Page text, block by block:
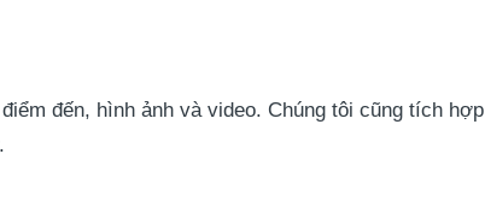
đến, hình ảnh và video. Chúng tôi cũng tích hợp